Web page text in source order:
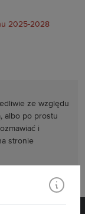
ze względu
albo po prostu
i
stronie